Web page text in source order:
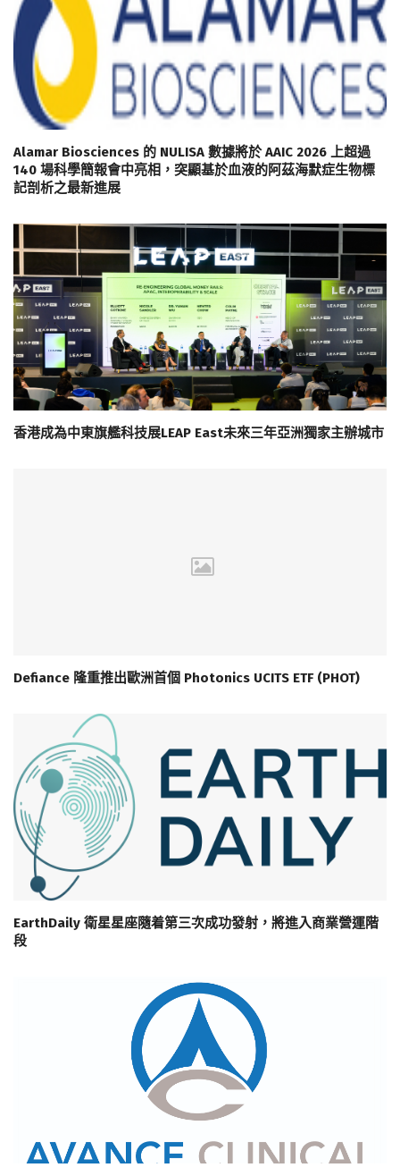
Alamar Biosciences 的 NULISA 數據將於 AAIC 2026 上超過
140 場科學簡報會中亮相，突顯基於血液的阿茲海默症生物標
記剖析之最新進展
香港成為中東旗艦科技展LEAP East未來三年亞洲獨家主辦城市
Defiance 隆重推出歐洲首個 Photonics UCITS ETF (PHOT)
EarthDaily 衛星星座隨着第三次成功發射，將進入商業營運階
段